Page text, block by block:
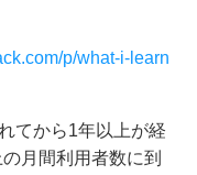
p/what-i-learn
てから1年以上が経
月間利用者数に到